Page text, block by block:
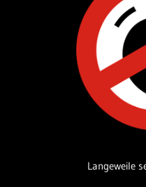
Langeweile